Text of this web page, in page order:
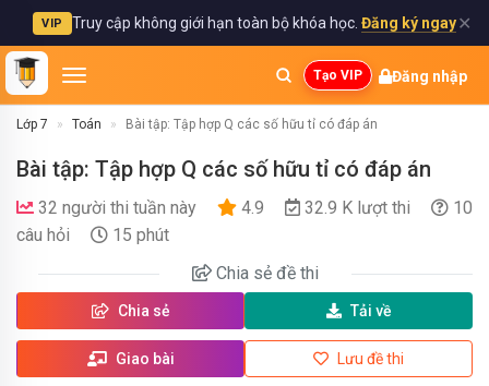
VIP Truy cập không giới hạn toàn bộ khóa học. Đăng ký ngay✕
Tạo VIP Đăng nhập
Lớp 7 Toán Bài tập: Tập hợp Q các số hữu tỉ có đáp án
Bài tập: Tập hợp Q các số hữu tỉ có đáp án
32 người thi tuần này 4.9 32.9 K lượt thi
10
câu hỏi
15 phút
Chia sẻ đề thi
Chia sẻ
Giao bài
Tải về
Lưu đề thi